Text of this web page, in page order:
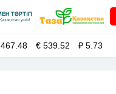
€539.52 ₽5.73